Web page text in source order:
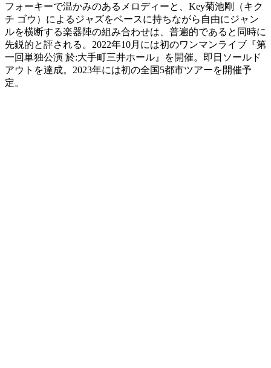
フォーキーで温かみのあるメロディーと、Key菊池剛（キク
チ ゴウ）によるジャズをベースに持ちながら自由にジャン
ルを横断する楽器陣の組み合わせは、普遍的であると同時に
先鋭的と評される。2022年10月には初のワンマンライブ『第
一回単独公演 於:大手町三井ホール』を開催。即日ソールド
アウトを達成。2023年には初の全国5都市ツアーを開催予
定。